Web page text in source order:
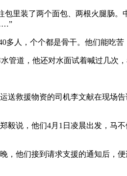
里装了两个面包、两根火腿肠
人，个个都是骨干。他们能吃
道，他还对水面试着喊过几次
救援物资的司机李文献在现场
说，他们4月1日凌晨出发，马
他们接到请求支援的通知后，